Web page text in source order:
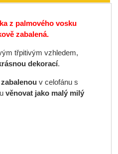
z palmového vosku
zabalená.
třpitivým vzhledem,
dekorací.
v celofánu s
věnovat jako malý milý